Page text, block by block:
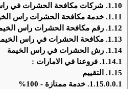
1.10. شركات مكافحة الحشرات في
1.11. خدمة مكافحة الحشرات راس
1.12. رقم مكافحة الحشرات راس
1.13. مكافحة الحشرات في راس
1.14. رش الحشرات في راس الخيمة
1.14.1. فروعنا في الامارات :
1.15.
التقييم
1.15.0.0.1. خدمة ممتازة - 100%